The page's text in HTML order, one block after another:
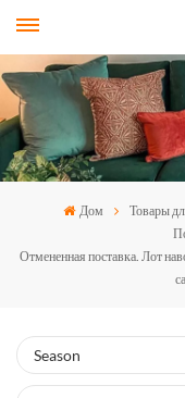
Дом
Товары
Отмененная поставка. Лот